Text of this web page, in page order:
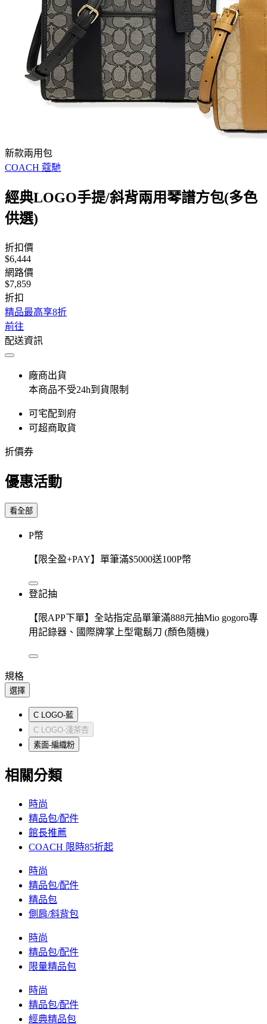
新款兩用包
COACH 蔻馳
經典LOGO手提/斜背兩用琴譜方包(多色
供選)
折扣價
$6,444
網路價
$7,859
折扣
精品最高享8折
前往
配送資訊
廠商出貨
本商品不受24h到貨限制
可宅配到府
可超商取貨
折價券
優惠活動
看全部
P幣
【限全盈+PAY】單筆滿$5000送100P幣
登記抽
【限APP下單】全站指定品單筆滿888元抽Mio gogoro專
用記錄器、國際牌掌上型電鬍刀 (顏色隨機)
規格
選擇
C LOGO-藍
C LOGO-淺茶杏
素面-編織粉
相關分類
時尚
精品包/配件
館長推薦
COACH 限時85折起
時尚
精品包/配件
精品包
側肩/斜背包
時尚
精品包/配件
限量精品包
時尚
精品包/配件
經典精品包